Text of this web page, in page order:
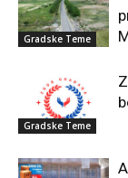
Gradske Teme
Gradske Teme